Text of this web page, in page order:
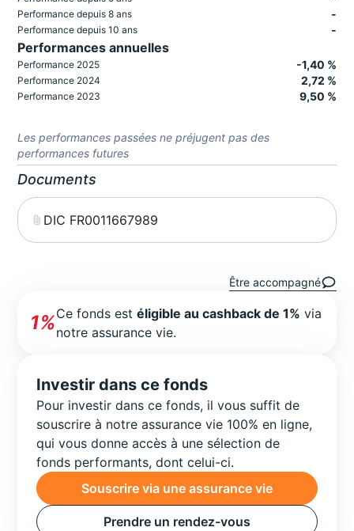
Performance depuis 8 ans -
Performance depuis 10 ans -
Performances annuelles
Performance 2025 -1,40 %
Performance 2024 2,72 %
Performance 2023 9,50 %
Les performances passées ne préjugent pas des
performances futures
Documents
DIC FR0011667989
Être accompagné
1%Ce fonds estéligible au cashback de 1% via
notre assurance vie.
Investir dans ce fonds
Pour investir dans ce fonds, il vous suffit de
souscrire à notre assurance vie 100% en ligne,
qui vous donne accès à une sélection de
fonds performants, dont celui-ci.
Souscrire via une assurance vie
Prendre un rendez-vous